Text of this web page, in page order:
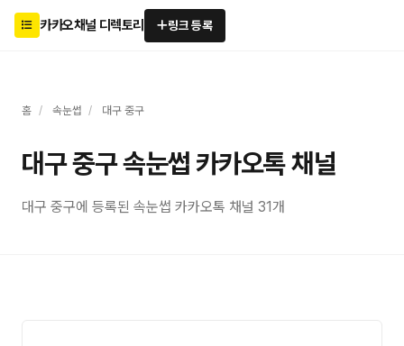
카카오채널 디렉토리 링크 등록
홈 / 속눈썹 / 대구 중구
대구 중구 속눈썹 카카오톡 채널
대구 중구에 등록된 속눈썹 카카오톡 채널 31개